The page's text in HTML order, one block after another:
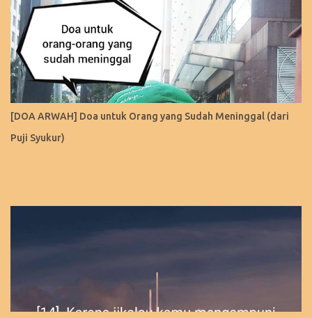
[DOA ARWAH] Doa untuk Orang yang Sudah Meninggal (dari
Puji Syukur)